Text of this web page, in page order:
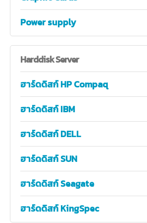
Power supply
HarddiskServer
ฮาร์ดดิสก์ HP Compaq
ฮาร์ดดิสก์ IBM
ฮาร์ดดิสก์ DELL
ฮาร์ดดิสก์ SUN
ฮาร์ดดิสก์ Seagate
ฮาร์ดดิสก์ KingSpec